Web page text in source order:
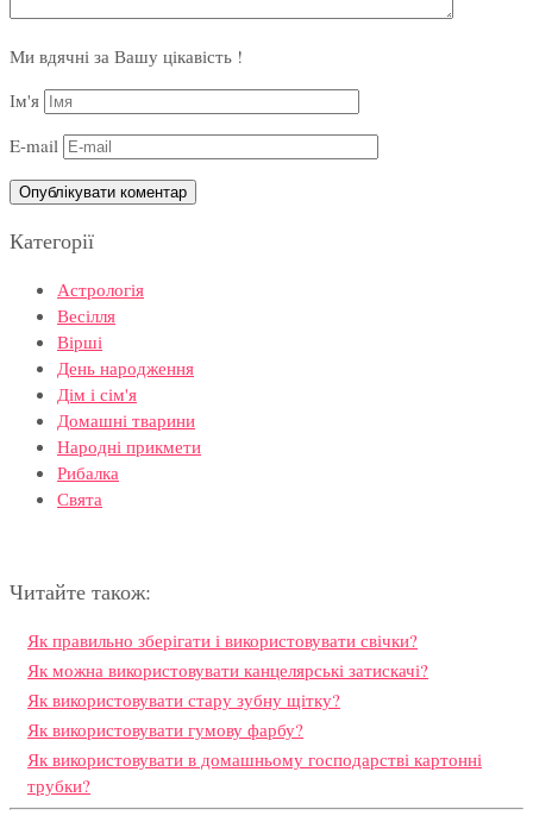
Ми вдячні за Вашу цікавість !
Ім'я
E-mail
Категорії
Астрологія
Весілля
Вірші
День народження
Дім і сім'я
Домашні тварини
Народні прикмети
Рибалка
Свята
Читайте також:
Як правильно зберігати і використовувати свічки?
Як можна використовувати канцелярські затискачі?
Як використовувати стару зубну щітку?
Як використовувати гумову фарбу?
Як використовувати в домашньому господарстві картонні
трубки?